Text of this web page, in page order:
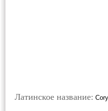
Латинское название: